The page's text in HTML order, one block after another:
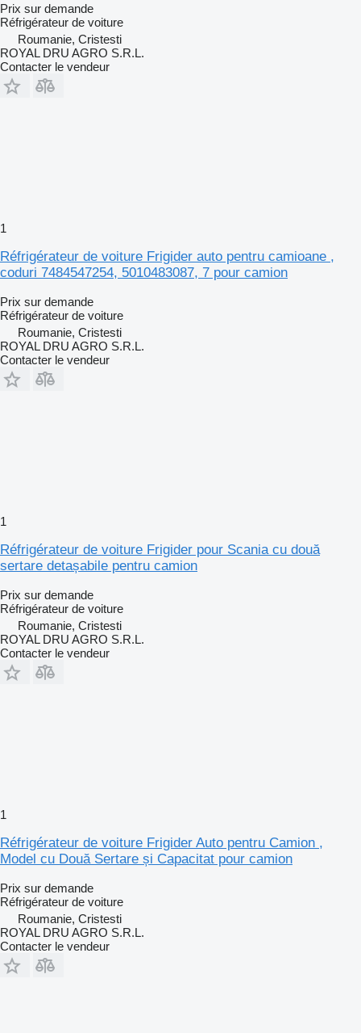
Prix sur demande
Réfrigérateur de voiture
Roumanie, Cristesti
ROYAL DRU AGRO S.R.L.
Contacter le vendeur
1
Réfrigérateur de voiture Frigider auto pentru camioane ,
coduri 7484547254, 5010483087, 7 pour camion
Prix sur demande
Réfrigérateur de voiture
Roumanie, Cristesti
ROYAL DRU AGRO S.R.L.
Contacter le vendeur
1
Réfrigérateur de voiture Frigider pour Scania cu două
sertare detașabile pentru camion
Prix sur demande
Réfrigérateur de voiture
Roumanie, Cristesti
ROYAL DRU AGRO S.R.L.
Contacter le vendeur
1
Réfrigérateur de voiture Frigider Auto pentru Camion ,
Model cu Două Sertare și Capacitat pour camion
Prix sur demande
Réfrigérateur de voiture
Roumanie, Cristesti
ROYAL DRU AGRO S.R.L.
Contacter le vendeur